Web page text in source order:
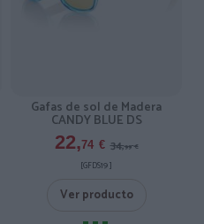
Gafas de sol de Madera
CANDY BLUE DS
22,74 € 34,99 €
[GFDS19 ]
Ver producto